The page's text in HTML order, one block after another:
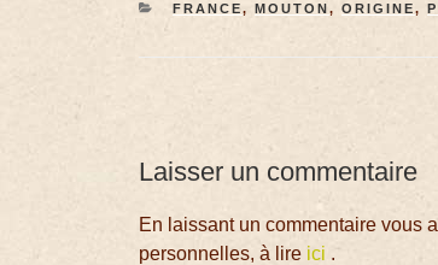
FRANCE, MOUTON, ORIGINE,
Laisser un commentaire
En laissant un commentaire vous
personnelles, à lire ici .